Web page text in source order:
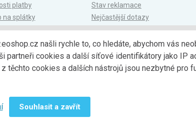
platby
na splátky
a vrácení
Stav reklamace
Nejčastější dotazy
Možnosti dopravy
našli rychle to, co hledáte, abychom vás
partneři cookies a další síťové identifikátory jako IP
těchto cookies a dalších nástrojů jsou nezbytné pro
Souhlasit a zavřít